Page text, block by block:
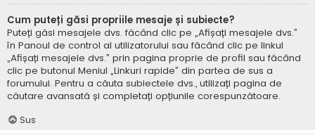
Cum puteți găsi propriile mesaje și subiecte?
Puteți găsi mesajele dvs. făcând clic pe „Afișați mesajele dvs.”
în Panoul de control al utilizatorului sau făcând clic pe linkul
„Afișați mesajele dvs.” prin pagina proprie de profil sau făcând
clic pe butonul Meniul „Linkuri rapide” din partea de sus a
forumului. Pentru a căuta subiectele dvs., utilizați pagina de
căutare avansată și completați opțiunile corespunzătoare.
Sus